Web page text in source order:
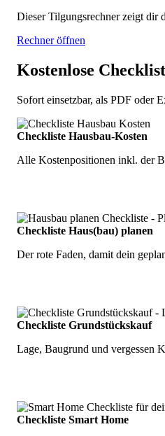
Dieser Tilgungsrechner zeigt dir
Rechner öffnen
Kostenlose
Sofort einsetzbar, als PDF oder
Checkliste Hausbau-Kosten
Alle Kostenpositionen inkl. der
Checkliste Haus(bau) planen
Der rote Faden, damit dein
Checkliste Grundstückskauf
Lage, Baugrund und vergessen
Checkliste Smart Home